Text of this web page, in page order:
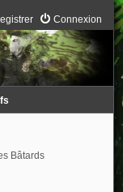
Connexion
Bâtards